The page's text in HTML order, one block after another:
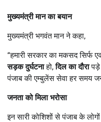
मुख्यमंत्री मान का बयान
मुख्यमंत्री भगवंत मान ने कहा,
“हमारी सरकार का मकसद सिर्फ
सड़क दुर्घटनाहो,दिल का दौरापड़े
पंजाब की एम्बुलेंस सेवा हर समय
जनता को मिला भरोसा
इन सारी कोशिशों से पंजाब के